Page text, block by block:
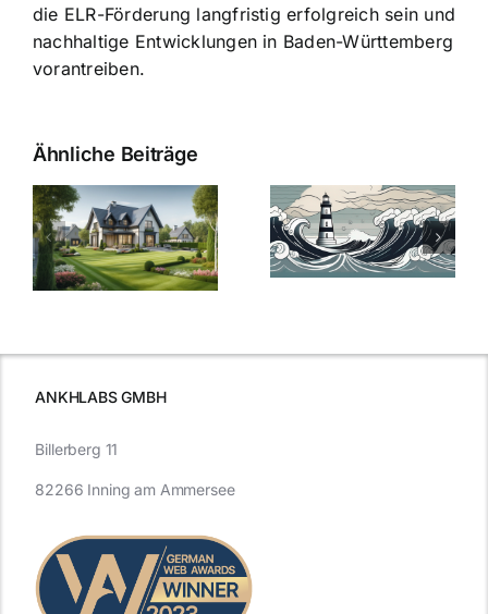
die ELR-Förderung langfristig erfolgreich sein und
nachhaltige Entwicklungen in Baden-Württemberg
vorantreiben.
Ähnliche Beiträge
Bauzinsen im
Sturm: Die
aktuelle
Entwicklung
Die Evolution
der
Bauzinsen: Ein
Blick in die
ANKHLABS GMBH
Billerberg 11
82266 Inning am Ammersee